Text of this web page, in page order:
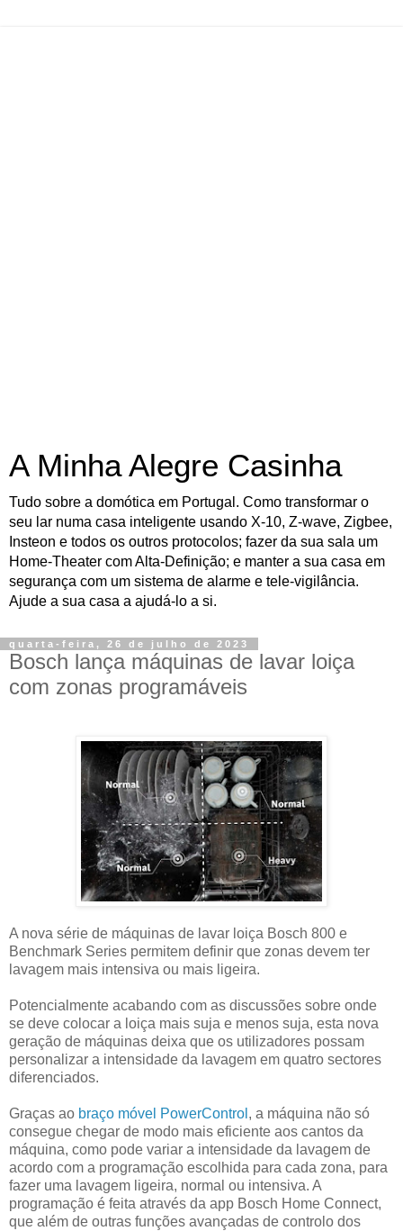
A Minha Alegre Casinha
Tudo sobre a domótica em Portugal. Como transformar o
seu lar numa casa inteligente usando X-10, Z-wave, Zigbee,
Insteon e todos os outros protocolos; fazer da sua sala um
Home-Theater com Alta-Definição; e manter a sua casa em
segurança com um sistema de alarme e tele-vigilância.
Ajude a sua casa a ajudá-lo a si.
quarta-feira, 26 de julho de 2023
Bosch lança máquinas de lavar loiça
com zonas programáveis
A nova série de máquinas de lavar loiça Bosch 800 e
Benchmark Series permitem definir que zonas devem ter
lavagem mais intensiva ou mais ligeira.
Potencialmente acabando com as discussões sobre onde
se deve colocar a loiça mais suja e menos suja, esta nova
geração de máquinas deixa que os utilizadores possam
personalizar a intensidade da lavagem em quatro sectores
diferenciados.
Graças ao braço móvel PowerControl , a máquina não só
consegue chegar de modo mais eficiente aos cantos da
máquina, como pode variar a intensidade da lavagem de
acordo com a programação escolhida para cada zona, para
fazer uma lavagem ligeira, normal ou intensiva. A
programação é feita através da app Bosch Home Connect,
que além de outras funções avançadas de controlo dos